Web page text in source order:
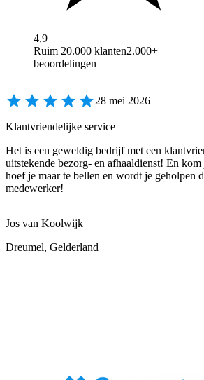
4,9
Ruim 20.000 klanten2.000+
beoordelingen
28 mei 2026
Klantvriendelijke service
Het is een geweldig bedrijf met een
uitstekende bezorg- en afhaaldienst! En
hoef je maar te bellen en wordt je geholpen
medewerker!
Jos van Koolwijk
Dreumel, Gelderland